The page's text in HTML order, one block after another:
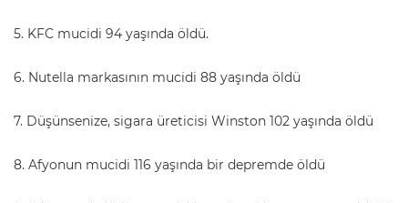
5. KFC mucidi 94 yaşında öldü.
6. Nutella markasının mucidi 88 yaşında öldü
7. Düşünsenize, sigara üreticisi Winston 102 yaşında öldü
8. Afyonun mucidi 116 yaşında bir depremde öldü